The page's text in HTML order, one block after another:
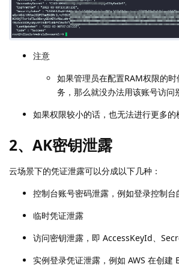
注意
如果管理员在配置RAM权限的
务，那么就没办法用该账号访问
如果权限较小的话，也无法进行更多的
2、AK密钥泄露
云场景下的凭证泄露可以分成以下几种：
控制台账号密码泄露，例如登录控制台
临时凭证泄露
访问密钥泄露，即 AccessKeyId、
实例登录凭证泄露，例如 AWS 在创建